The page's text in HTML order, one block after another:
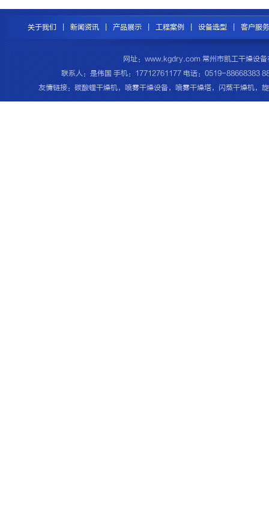
关于我们 新闻资讯 产品展示 工程案例 设备选型 客户服务
网址：www.kgdry.com 常州市凯工干燥设
联系人：是伟国 手机：17712761177 电话：0519-88668383
友情链接：碳酸锂干燥机，喷雾干燥设备，喷雾干燥塔，闪蒸干燥机，